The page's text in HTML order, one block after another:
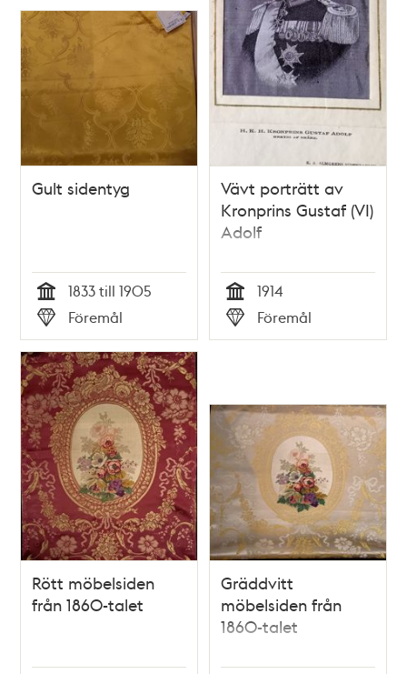
Gult sidentyg
Tid
1833 till 1905
Typ
Föremål
Vävt porträtt av
Kronprins Gustaf (VI)
Adolf
Tid
1914
Typ
Föremål
Rött möbelsiden
från 1860-talet
Gräddvitt
möbelsiden från
1860-talet